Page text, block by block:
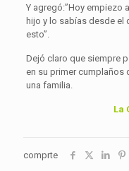
Y agregó:”Hoy empiezo
hijo y lo sabías desde el
esto”.
Dejó claro que siempre
en su primer
una familia.
La
comprte